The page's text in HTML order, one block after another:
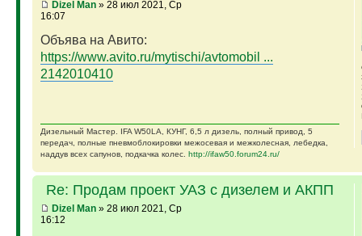
Dizel Man» 28 июл 2021, Ср
16:07
Объява на Авито:
https://www.avito.ru/mytischi/avtomobil ...
2142010410
Дизельный Мастер. IFA W50LA, КУНГ, 6,5 л дизель, полный привод, 5
передач, полные пневмоблокировки межосевая и межколесная, лебедка,
наддув всех сапунов, подкачка колес. http://ifaw50.forum24.ru/
Re: Продам проект УАЗ с дизелем и АКПП
Dizel Man» 28 июл 2021, Ср
16:12